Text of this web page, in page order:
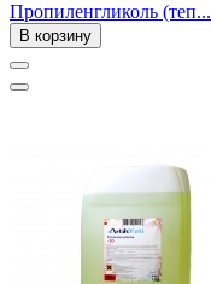
Пропиленгликоль (теп...
В корзину